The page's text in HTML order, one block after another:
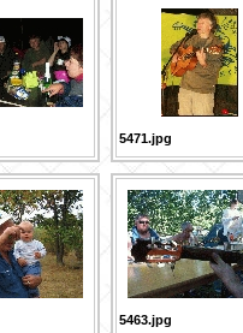
5471.jpg
5463.jpg